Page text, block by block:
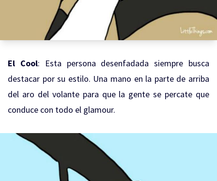
El Cool: Esta persona desenfadada siempre busca
destacar por su estilo. Una mano en la parte de arriba
del aro del volante para que la gente se percate que
conduce con todo el glamour.